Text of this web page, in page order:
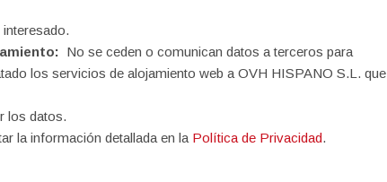
No se ceden o comunican datos a terceros para
los servicios de alojamiento web a OVH HISPANO S.L. que
los datos.
la información detallada en la Política de Privacidad.